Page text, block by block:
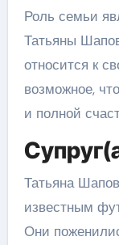
Роль семьи
Татьяны
относится к
возможное,
и полной
Татьяна
известным
Они